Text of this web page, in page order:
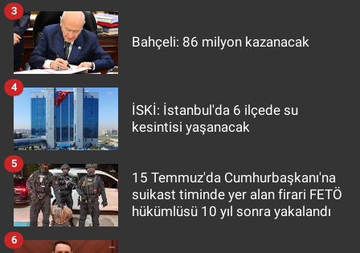
Bahçeli: 86 milyon kazanacak
3
İSKİ: İstanbul'da 6 ilçede su
kesintisi yaşanacak
4
15 Temmuz'da Cumhurbaşkanı'na
suikast timinde yer alan firari FETÖ
hükümlüsü 10 yıl sonra yakalandı
5
6